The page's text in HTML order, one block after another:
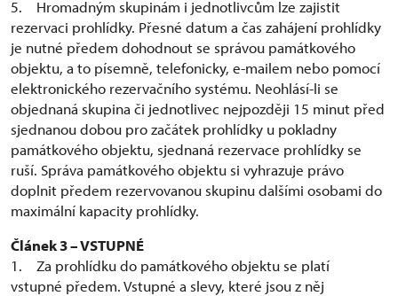
5. Hromadným skupinám i jednotlivcům lze zajistit
rezervaci prohlídky. Přesné datum a čas zahájení prohlídky
je nutné předem dohodnout se správou památkového
objektu, a to písemně, telefonicky, e-mailem nebo pomocí
elektronického rezervačního systému. Neohlásí-li se
objednaná skupina či jednotlivec nejpozději 15 minut před
sjednanou dobou pro začátek prohlídky u pokladny
památkového objektu, sjednaná rezervace prohlídky se
ruší. Správa památkového objektu si vyhrazuje právo
doplnit předem rezervovanou skupinu dalšími osobami do
maximální kapacity prohlídky.
Článek 3 – VSTUPNÉ
1. Za prohlídku do památkového objektu se platí
vstupné předem. Vstupné a slevy, které jsou z něj